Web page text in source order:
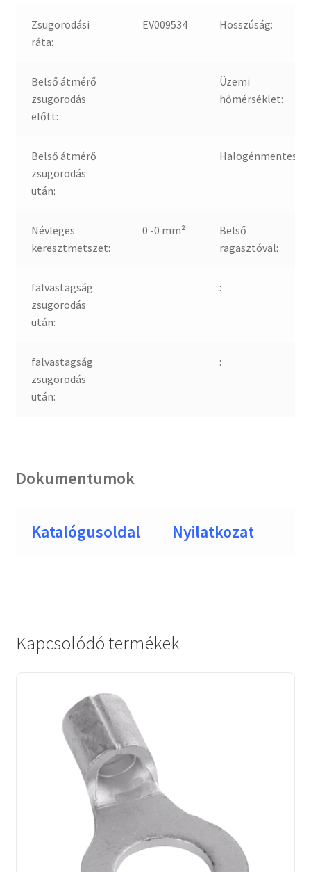
Zsugorodási
ráta:
EV009534 Hosszúság:
Belső átmérő
zsugorodás
előtt:
Üzemi
hőmérséklet:
Belső átmérő
zsugorodás
után:
Halogénmentes:
Névleges
keresztmetszet:
0 -0 mm²
Belső
ragasztóval:
falvastagság
zsugorodás
után:
:
falvastagság
zsugorodás
után:
:
Dokumentumok
Katalógusoldal Nyilatkozat
Kapcsolódó termékek